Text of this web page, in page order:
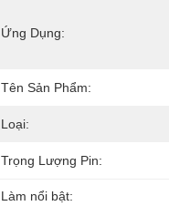
Ứng Dụng:
Tên Sản Phẩm:
Loại:
Trọng Lượng Pin:
Làm nổi bật: